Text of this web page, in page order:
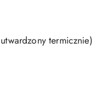
termicznie)